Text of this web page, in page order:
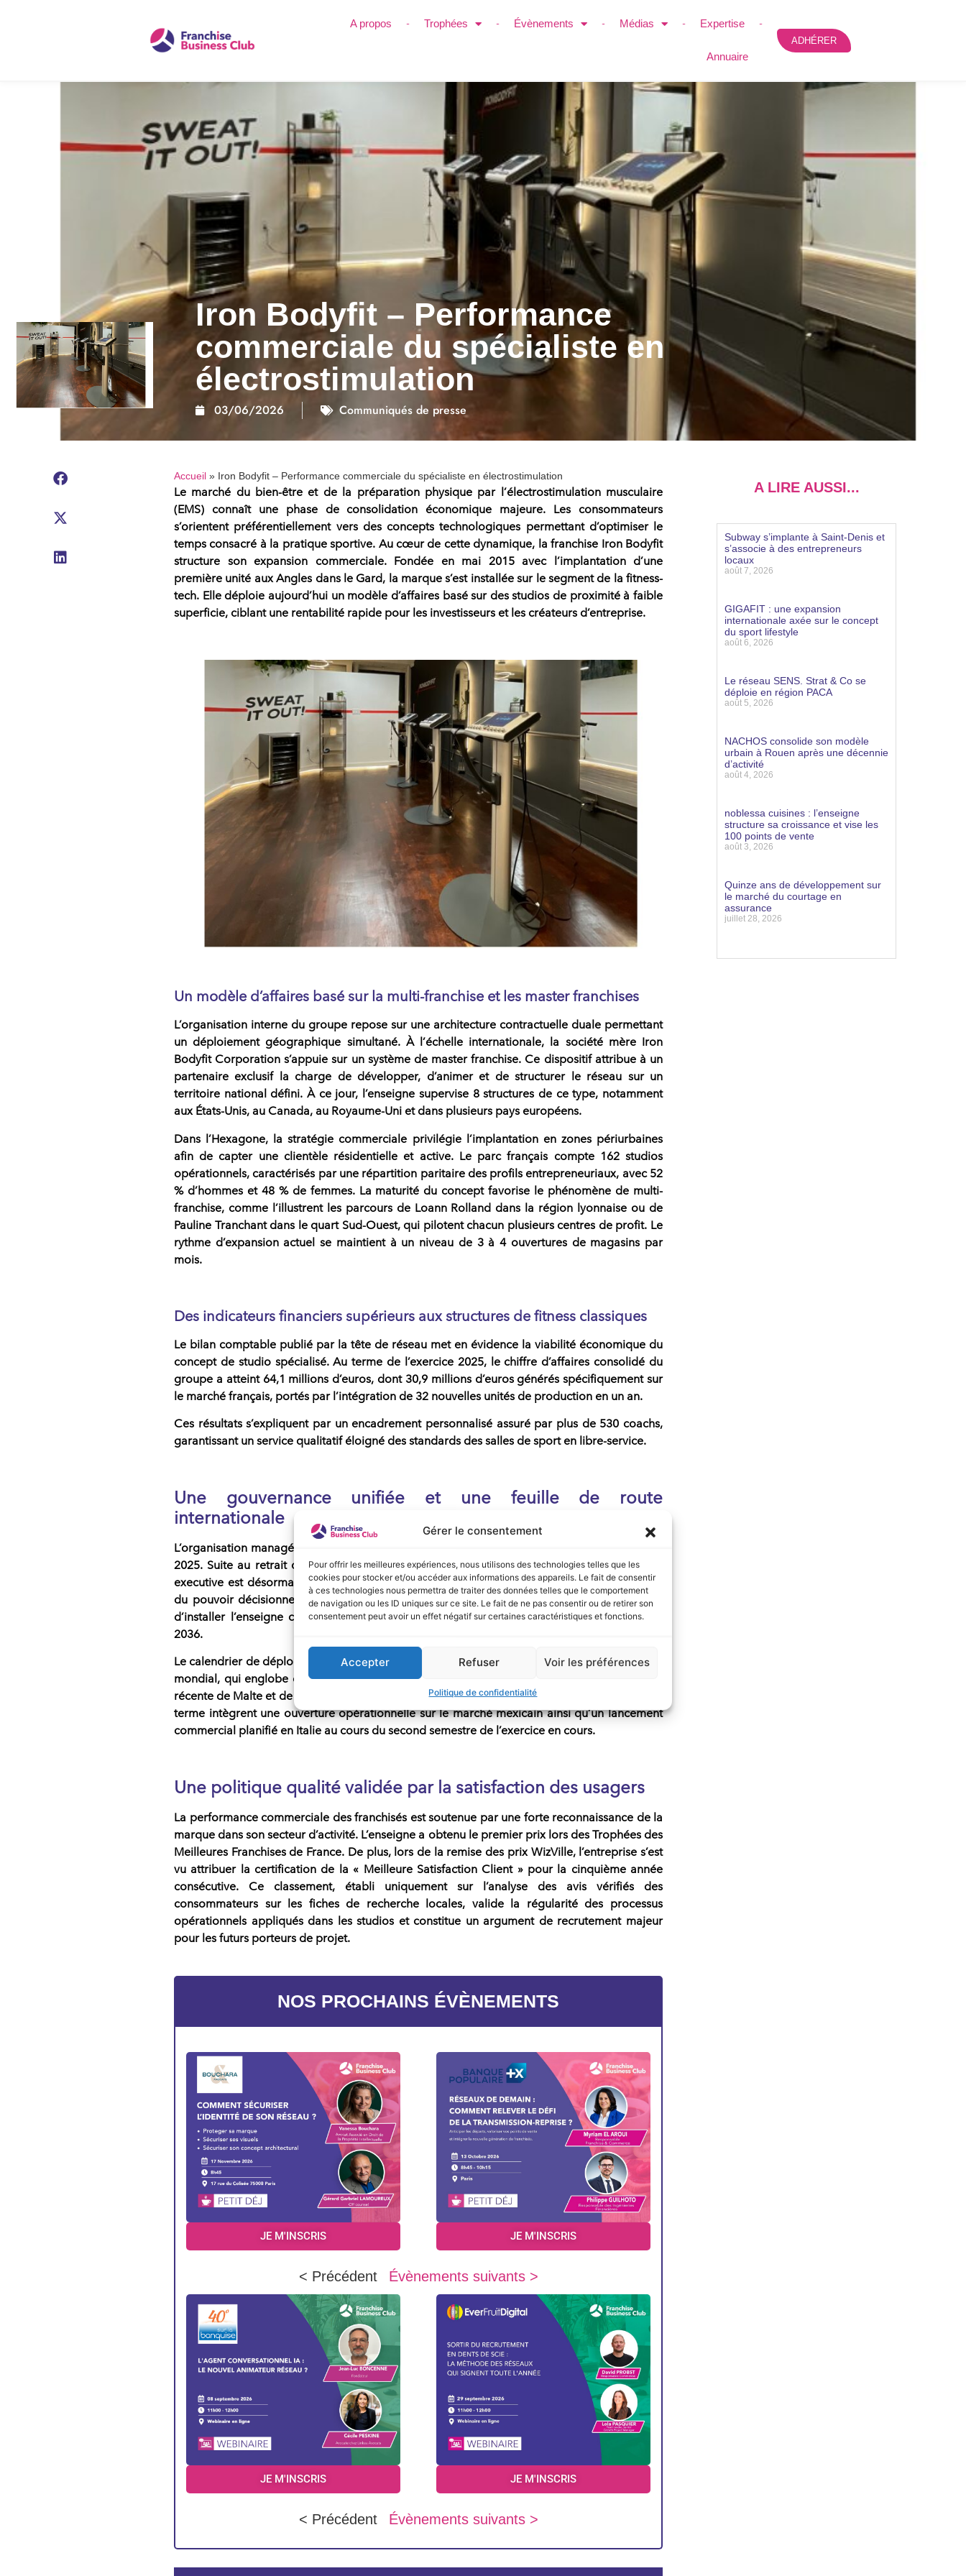
Gérer le consentement
Pour offrir les meilleures expériences, nous utilisons des technologies telles que les
cookies pour stocker et/ou accéder aux informations des appareils. Le fait de consentir
à ces technologies nous permettra de traiter des données telles que le comportement
de navigation ou les ID uniques sur ce site. Le fait de ne pas consentir ou de retirer son
consentement peut avoir un effet négatif sur certaines caractéristiques et fonctions.
Accepter Refuser Voir les préférences
Politique de confidentialité
A propos Trophées Évènements Médias Expertise
Annuaire
ADHÉRER
Iron Bodyfit – Performance
commerciale du spécialiste en
électrostimulation
03/06/2026 Communiqués de presse
Accueil » Iron Bodyfit – Performance commerciale du spécialiste en électrostimulation
Le marché du bien-être et de la préparation physique par l’électrostimulationmusculaire
(EMS) connaît une phase de consolidation économique majeure. Les consommateurs
s’orientent préférentiellement vers des concepts technologiques permettant d’optimiser le
temps consacré à la pratique sportive. Au cœur de cette dynamique, lafranchise Iron Bodyfit
structure son expansion commerciale. Fondée en mai 2015 avec l’implantation d’une
première unité aux Angles dans le Gard, la marque s’est installée sur le segment de la fitness-
tech. Elle déploie aujourd’hui un modèle d’affaires basé sur des studios de proximité à faible
superficie, ciblant une rentabilité rapide pour les investisseurs et les créateurs d’entreprise.
Un modèle d’affaires basé sur la multi-franchise et les master franchises
L’organisation interne du groupe repose sur une architecture contractuelle duale permettant
un déploiement géographique simultané. À l’échelle internationale, la société mère Iron
Bodyfit Corporation s’appuie sur un système de master franchise. Ce dispositif attribue à un
partenaire exclusif la charge de développer, d’animer et de structurer le réseau sur un
territoire national défini. À ce jour, l’enseigne supervise 8 structures de ce type, notamment
aux États-Unis, au Canada, au Royaume-Uni et dans plusieurs pays européens.
Dans l’Hexagone, la stratégie commerciale privilégie l’implantation en zones périurbaines
afin de capter une clientèle résidentielle et active. Le parc français compte 162 studios
opérationnels, caractérisés par une répartition paritaire des profils entrepreneuriaux, avec 52
% d’hommes et 48 % de femmes. La maturité du concept favorise le phénomène de multi-
franchise, comme l’illustrent les parcours de Loann Rolland dans la région lyonnaise ou de
Pauline Tranchantdans le quart Sud-Ouest, qui pilotent chacun plusieurs centres de profit. Le
rythme d’expansion actuel se maintient à un niveau de 3 à 4 ouvertures de magasins par
mois.
Des indicateurs financiers supérieurs aux structures de fitness classiques
Le bilan comptable publié par la tête de réseau met en évidence la viabilité économique du
concept de studio spécialisé. Au terme de l’exercice 2025, le chiffre d’affaires consolidé du
groupe a atteint 64,1 millions d’euros, dont 30,9 millions d’euros générés spécifiquement sur
le marché français, portés par l’intégration de 32 nouvelles unités de production en un an.
Ces résultats s’expliquent par un encadrement personnalisé assuré par plus de 530 coachs,
garantissant un service qualitatif éloigné des standards des salles de sport en libre-service.
Une gouvernance unifiée et une feuille de route
internationale
L’organisation managériale du groupe a connu une clarification juridique à la fin de l’année
2025. Suite au retrait de l’actionnariat du cofondateur historiqueJohan Ghu, la présidence
executive est désormais exercée de manière exclusive parHadri Jaffal. Cette centralisation
du pouvoir décisionnel vise à aligner la stratégie globale à long terme, dont l’objectif est
d’installer l’enseigne comme la référence absolue de la fitness-tech mondiale à l’horizon
2036.
Le calendrier de déploiement intègre de nouvelles étapes de croissance externe. Le maillage
mondial, qui englobe déjà 244 implantations réparties dans 11 pays — incluant l’intégration
récente de Malte et de l’Île Maurice —, s’élargit encore. Les perspectives de croissance à court
terme intègrent une ouverture opérationnelle sur le marché mexicain ainsi qu’un lancement
commercial planifié en Italie au cours du second semestre de l’exercice en cours.
Une politique qualité validée par la satisfaction des usagers
La performance commerciale des franchisés est soutenue par une forte reconnaissance de la
marque dans son secteur d’activité. L’enseigne a obtenu le premier prix lors des Trophées des
Meilleures Franchises de France. De plus, lors de la remise des prix WizVille, l’entreprise s’est
vu attribuer la certification de la « Meilleure Satisfaction Client» pour la cinquième année
consécutive. Ce classement, établi uniquement sur l’analyse des avis vérifiés des
consommateurs sur les fiches de recherche locales, valide la régularité des processus
opérationnels appliqués dans les studios et constitue un argument de recrutement majeur
pour les futurs porteurs de projet.
NOS PROCHAINS ÉVÈNEMENTS
JE M'INSCRIS JE M'INSCRIS
< Précédent Évènements suivants >
JE M'INSCRIS JE M'INSCRIS
< Précédent Évènements suivants >
A LIRE AUSSI...
Subway s’implante à Saint-Denis et
s’associe à des entrepreneurs
locaux
août 7, 2026
GIGAFIT : une expansion
internationale axée sur le concept
du sport lifestyle
août 6, 2026
Le réseau SENS. Strat & Co se
déploie en région PACA
août 5, 2026
NACHOS consolide son modèle
urbain à Rouen après une décennie
d’activité
août 4, 2026
noblessa cuisines : l’enseigne
structure sa croissance et vise les
100 points de vente
août 3, 2026
Quinze ans de développement sur
le marché du courtage en
assurance
juillet 28, 2026